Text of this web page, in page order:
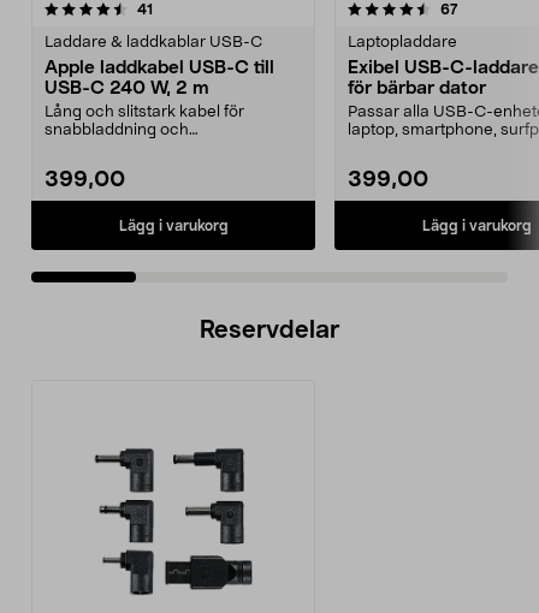
41
Laddare & laddkablar USB-C
Apple laddkabel USB-C till
USB-C 240 W, 2 m
Lång och slitstark kabel för
snabbladdning och
399,00
Lägg i varukorg
4.5 av 5 stjärnor 67recensioner
Laptopladdare
Exibel USB-C-
för bärbar dator
Passar alla USB-C-
laptop, smartphone,
399,00
Lägg i varukorg
4.5 av 5 stjärnor
Reservdelar